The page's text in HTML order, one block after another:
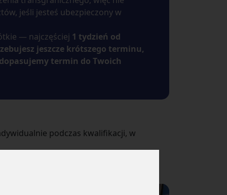
jeśli jesteś ubezpieczony w
— najczęściej 1 tydzień od
jeszcze krótszego terminu,
termin do Twoich
podczas kwalifikacji, w